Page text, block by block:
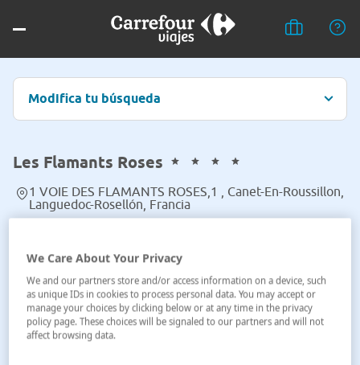
Modifica tu búsqueda
Les Flamants Roses
1 VOIE DES FLAMANTS ROSES,1 , Canet-En-Roussillon,
Languedoc-Rosellón, Francia
We Care About Your Privacy
We and our partners store and/or access information on a device, such
as unique IDs in cookies to process personal data. You may accept or
manage your choices by clicking below or at any time in the privacy
policy page. These choices will be signaled to our partners and will not
affect browsing data.